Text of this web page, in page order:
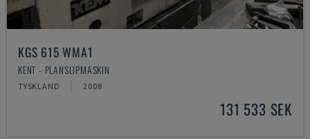
KGS 615 WMA1
KENT - PLANSLIPMASKIN
TYSKLAND 2008
131 533 SEK